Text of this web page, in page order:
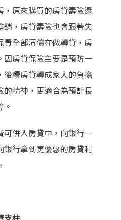
，原來購買的房貸壽險還
銷，房貸壽險也會跟著失
費全部清償在做轉貸，房
因房貸保險主要是預防一
後續房貸轉成家人的負擔
的精神，更適合為預計長
。
可併入房貸中，向銀行一
銀行拿到更優惠的房貸利
。